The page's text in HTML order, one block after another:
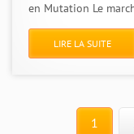
en Mutation Le
LIRE LA SUITE
1